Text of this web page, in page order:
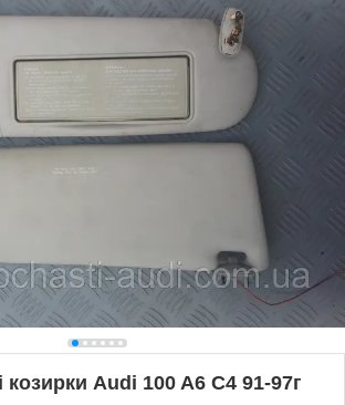
козирки Audi 100 A6 C4 91-97г